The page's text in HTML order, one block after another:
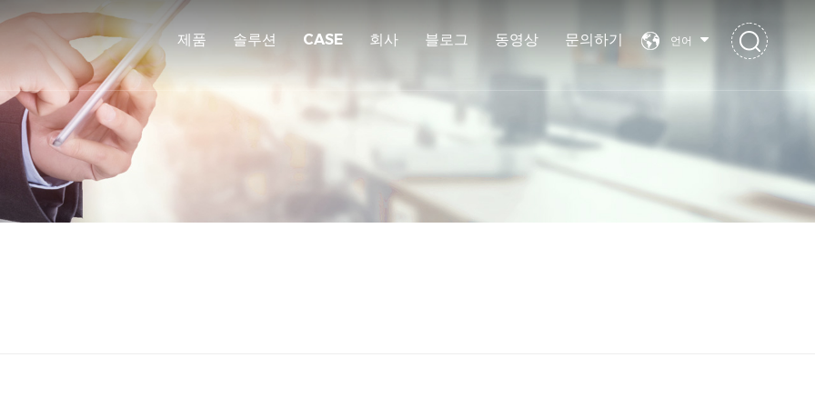
언어
제품 솔루션 CASE 회사 블로그 동영상 문의하기